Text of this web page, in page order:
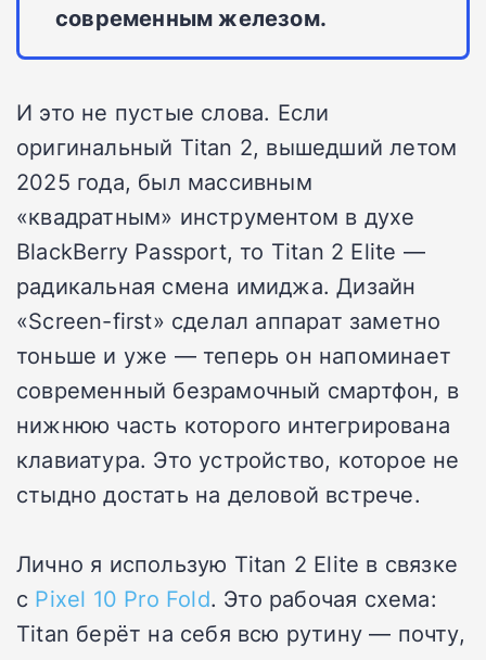
современным железом.
И это не пустые слова. Если
оригинальный Titan 2, вышедший летом
2025 года, был массивным
«квадратным» инструментом в духе
BlackBerry Passport, то Titan 2 Elite —
радикальная смена имиджа. Дизайн
«Screen-first» сделал аппарат заметно
тоньше и уже — теперь он напоминает
современный безрамочный смартфон, в
нижнюю часть которого интегрирована
клавиатура. Это устройство, которое не
стыдно достать на деловой встрече.
Лично я использую Titan 2 Elite в связке
с Pixel 10 Pro Fold. Это рабочая схема:
Titan берёт на себя всю рутину — почту,